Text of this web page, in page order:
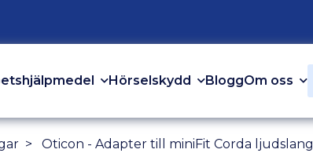
Hörselskydd BloggOm oss
Oticon - Adapter till miniFit Corda ljudslang